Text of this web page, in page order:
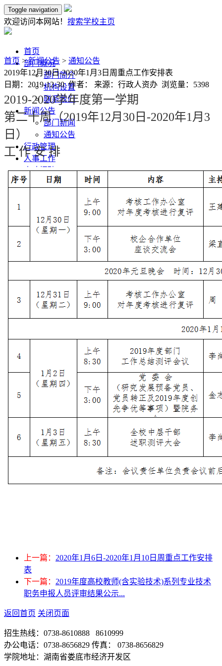
Toggle navigation
欢迎访问本网站！ 搜索学校主页
首页
部门概况
部门简介
机构设置
联系我们
新闻公告
部门新闻
通知公告
行政管理
人事工作
人才招聘
文件资料
首页 >新闻公告 > 通知公告
2019年12月30日-2020年1月3日周重点工作安排表
日期：2019-12-30 作者： 来源：行政人资办 浏览量： 5398
2019-2020学年度第一学期
第二十周（2019年12月 30 日 -2020年1 月3
日）
工作安排
上一篇： 2020年1月6日-2020年1月10日周重点工作安排
表
下一篇： 2019年度高校教师(含实验技术)系列专业技术
职务申报人员评审结果公示...
返回首页 关闭页面
招生热线：0738-8610888 8610999
办公电话：0738-8656829 传真： 0738-8656829
学院地址：湖南省娄底市经济开发区